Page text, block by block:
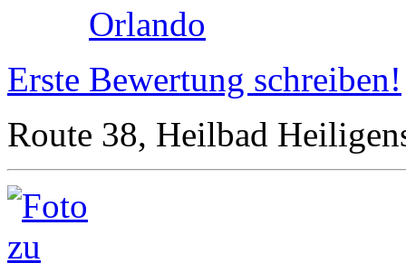
Orlando
Erste Bewertung schreiben!
Route 38, Heilbad